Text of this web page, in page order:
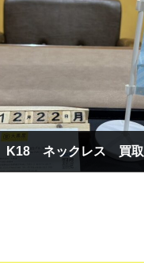
K18 ネックレス 買取